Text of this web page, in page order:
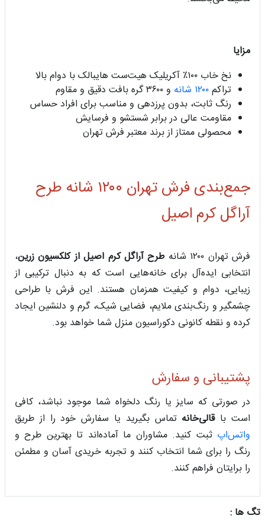
مزایا
نخ خاب ۱۰۰٪ آکریلیک هیت‌ست هایبالک با دوام بالا
تراکم۱۲۰۰ شانه
و ۳۶۰۰ گره بافت دقیق و مقاوم
رنگ ثابت، بدون پرزدهی و مناسب برای افراد حساس
مقاومت عالی در برابر شستشو و فرسایش
محصولی ممتاز از برند معتبر فرش تهران
جمع‌بندی فرش تهران ۱۲۰۰ شانه طرح
آراگل کرم اصیل
فرش تهران ۱۲۰۰ شانه طرح آراگل کرم اصیل از کلکسیون زرین،
انتخابی ایده‌آل برای خانه‌هایی است که به دنبال ترکیبی از
زیبایی، دوام و کیفیت همزمان هستند. این فرش با طراحی
چشمگیر و رنگ‌بندی ملایم، فضایی شیک، گرم و دلنشین ایجاد
کرده و نقطه کانونی دکوراسیون منزل شما خواهد بود.
پشتیبانی و سفارش
در صورتی که سایز یا رنگ دلخواه شما موجود نباشد، کافی
است باقالی‌خانهتماس بگیرید یا سفارش خود را از طریق
واتس‌اپ ثبت کنید. مشاوران ما آماده‌اند تا بهترین طرح و
رنگ را برای شما انتخاب کنند و تجربه خریدی آسان و مطمئن
را برایتان فراهم کنند.
تگ ها :